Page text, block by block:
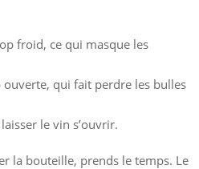
froid, ce qui masque les
qui fait perdre les bulles
le vin s’ouvrir.
la bouteille, prends le temps. Le